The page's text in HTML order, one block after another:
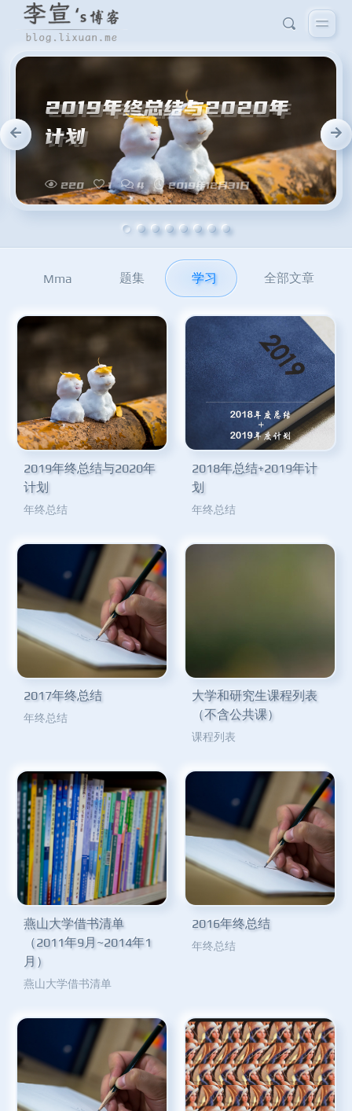
Mma 题集 学习 全部文章
2019年终总结与2020年
计划
年终总结
2018年总结+2019年计
划
年终总结
2017年终总结
年终总结
大学和研究生课程列表
（不含公共课）
课程列表
燕山大学借书清单
（2011年9月~2014年1
月）
燕山大学借书清单
2016年终总结
年终总结